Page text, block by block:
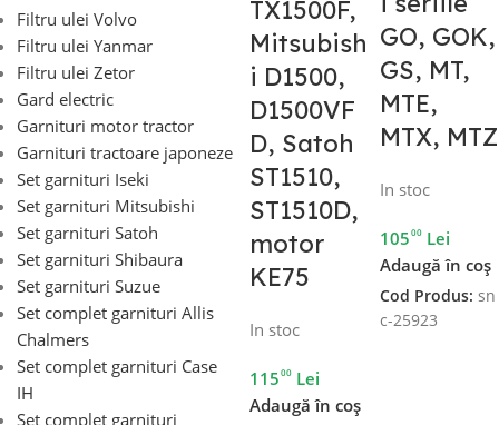
Filtru ulei Volvo
Filtru ulei Yanmar
Filtru ulei Zetor
Gard electric
Garnituri motor tractor
Garnituri tractoare japoneze
Set garnituri Iseki
Set garnituri Mitsubishi
Set garnituri Satoh
Set garnituri Shibaura
Set garnituri Suzue
Set complet garnituri Allis
Chalmers
Set complet garnituri Case
IH
Set complet garnituri
TX1500F,
Mitsubish
i D1500,
D1500VF
D, Satoh
ST1510,
ST1510D,
motor
KE75
In stoc
11500 Lei
Adaugă în coș
GO, GOK,
GS, MT,
MTE,
MTX, MTZ
In stoc
10500 Lei
Adaugă în coș
Cod Produs: sn
c-25923